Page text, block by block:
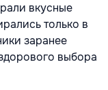
вкусные
только в
заранее
выбора